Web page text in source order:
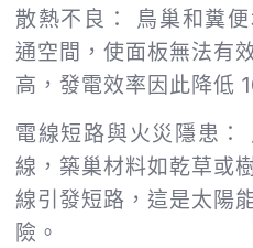
散熱不良： 鳥巢和糞
通空間，使面板無法有
高，發電效率因此降低
電線短路與火災隱患：
線，築巢材料如乾草或
線引發短路，這是太陽
險。